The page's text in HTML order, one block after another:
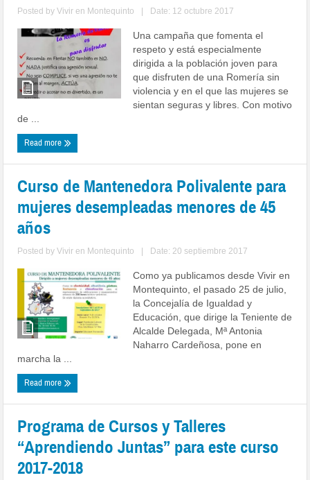
Posted byVivir en Montequinto Date: 12 octubre 2017
Una campaña que fomenta el
respeto y está especialmente
dirigida a la población joven para
que disfruten de una Romería sin
violencia y en el que las mujeres se
sientan seguras y libres. Con motivo
de ...
Read more
Curso de Mantenedora Polivalente para
mujeres desempleadas menores de 45
años
Posted byVivir en Montequinto Date: 20 septiembre 2017
Como ya publicamos desde Vivir en
Montequinto, el pasado 25 de julio,
la Concejalía de Igualdad y
Educación, que dirige la Teniente de
Alcalde Delegada, Mª Antonia
Naharro Cardeñosa, pone en
marcha la ...
Read more
Programa de Cursos y Talleres
“Aprendiendo Juntas” para este curso
2017-2018